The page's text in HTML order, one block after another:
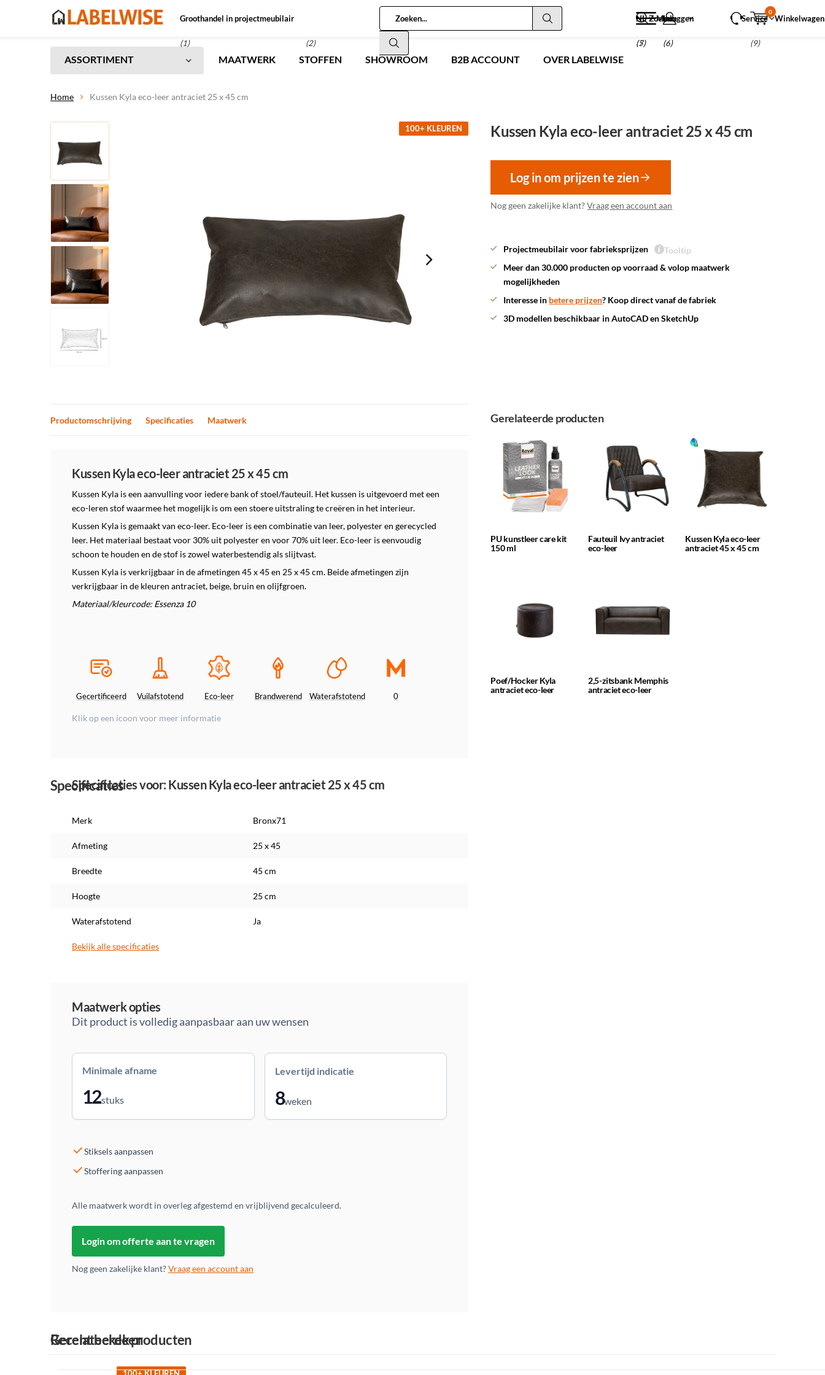
Groothandel in projectmeubilair
(1) (2)
NL Zoeken
(5)
Inloggen
(6)
Menu
(7)
Service Winkelwagen
0
(9)
ASSORTIMENT MAATWERK STOFFEN SHOWROOM B2B ACCOUNT OVER LABELWISE
Home Kussen Kyla eco-leer antraciet 25 x 45 cm
100+ KLEUREN Kussen Kyla eco-leer antraciet 25 x 45 cm
Log in om prijzen te zien
Nog geen zakelijke klant?Vraag een account aan
Projectmeubilair voor fabrieksprijzen
Tooltip
Meer dan 30.000 producten op voorraad & volop maatwerk
mogelijkheden
Interesse in betere prijzen? Koop direct vanaf de fabriek
3D modellen beschikbaar in AutoCAD en SketchUp
Productomschrijving Specificaties Maatwerk
Kussen Kyla eco-leer antraciet 25 x 45 cm
Kussen Kyla is een aanvulling voor iedere bank of stoel/fauteuil. Het kussen is uitgevoerd met een
eco-leren stof waarmee het mogelijk is om een stoere uitstraling te creëren in het interieur.
Kussen Kyla is gemaakt van eco-leer. Eco-leer is een combinatie van leer, polyester en gerecycled
leer. Het materiaal bestaat voor 30% uit polyester en voor 70% uit leer. Eco-leer is eenvoudig
schoon te houden en de stof is zowel waterbestendig als slijtvast.
Kussen Kyla is verkrijgbaar in de afmetingen 45 x 45 en 25 x 45 cm. Beide afmetingen zijn
verkrijgbaar in de kleuren antraciet, beige, bruin en olijfgroen.
Materiaal/kleurcode: Essenza 10
Gecertificeerd Vuilafstotend Eco-leer Brandwerend Waterafstotend 0
Klik op een icoon voor meer informatie
Specificaties
Specificaties voor: Kussen Kyla eco-leer antraciet 25 x 45 cm
Merk Bronx71
Afmeting 25 x 45
Breedte 45 cm
Hoogte 25 cm
Waterafstotend Ja
Bekijk alle specificaties
Maatwerk opties
Dit product is volledig aanpasbaar aan uw wensen
Minimale afname
12stuks
Levertijd indicatie
8weken
Stiksels aanpassen
Stoffering aanpassen
Alle maatwerk wordt in overleg afgestemd en vrijblijvend gecalculeerd.
Login om offerte aan te vragen
Nog geen zakelijke klant?Vraag een account aan
Gerelateerde producten
PU kunstleer care kit
150 ml
Fauteuil Ivy antraciet
eco-leer
Kussen Kyla eco-leer
antraciet 45 x 45 cm
Poef/Hocker Kyla
antraciet eco-leer
2,5-zitsbank Memphis
antraciet eco-leer
Gerelateerde producten
Recent bekeken